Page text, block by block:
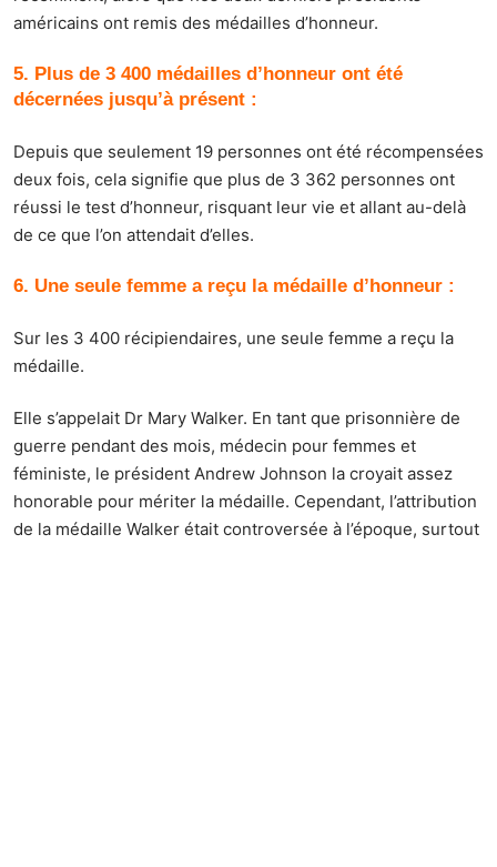
américains ont remis des médailles d’honneur.
5. Plus de 3 400 médailles d’honneur ont été
décernées jusqu’à présent :
Depuis que seulement 19 personnes ont été récompensées
deux fois, cela signifie que plus de 3 362 personnes ont
réussi le test d’honneur, risquant leur vie et allant au-delà
de ce que l’on attendait d’elles.
6. Une seule femme a reçu la médaille d’honneur :
Sur les 3 400 récipiendaires, une seule femme a reçu la
médaille.
Elle s’appelait Dr Mary Walker. En tant que prisonnière de
guerre pendant des mois, médecin pour femmes et
féministe, le président Andrew Johnson la croyait assez
honorable pour mériter la médaille. Cependant, l’attribution
de la médaille Walker était controversée à l’époque, surtout